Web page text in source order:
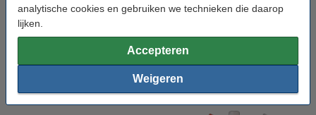
analytische cookies en gebruiken we technieken die daarop
lijken.
Accepteren
Weigeren
Professionele